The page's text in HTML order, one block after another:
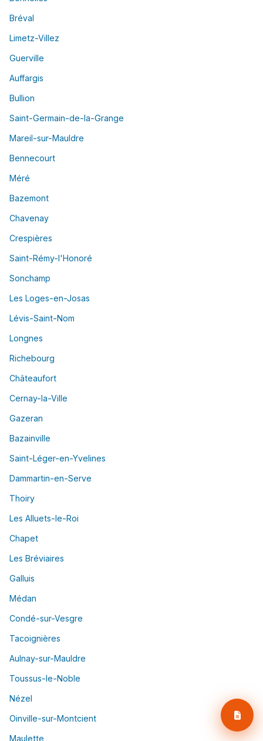
Bréval
Limetz-Villez
Guerville
Auffargis
Bullion
Saint-Germain-de-la-Grange
Mareil-sur-Mauldre
Bennecourt
Méré
Bazemont
Chavenay
Crespières
Saint-Rémy-l'Honoré
Sonchamp
Les Loges-en-Josas
Lévis-Saint-Nom
Longnes
Richebourg
Châteaufort
Cernay-la-Ville
Gazeran
Bazainville
Saint-Léger-en-Yvelines
Dammartin-en-Serve
Thoiry
Les Alluets-le-Roi
Chapet
Les Bréviaires
Galluis
Médan
Condé-sur-Vesgre
Tacoignières
Aulnay-sur-Mauldre
Toussus-le-Noble
Nézel
Oinville-sur-Montcient
Maulette